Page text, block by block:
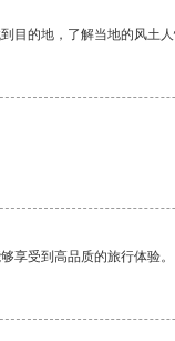
目的地，了解当地的风土
享受到高品质的旅行体验。